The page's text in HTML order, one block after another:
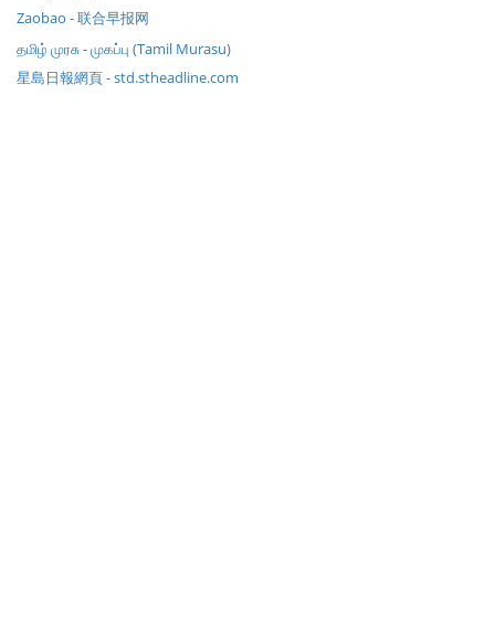
Zaobao - 联合早报网
தமிழ் முரசு - முகப்பு (Tamil Murasu)
星島日報網頁 - std.stheadline.com